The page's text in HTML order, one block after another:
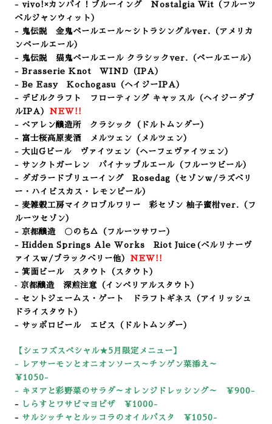
- vivo!×カンパイ！ブルーイング Nostalgia Wit（フルーツ
ベルジャンウィット）
- 鬼伝説 金鬼ペールエール～シトラシングルver.（アメリカ
ンペールエール）
- 鬼伝説 猫鬼ペールエール クラシックver.（ペールエール）
- Brasserie Knot WIND （IPA）
- Be Easy Kochogasu（ヘイジーIPA）
- デビルクラフト フローティング キャッスル（ヘイジーダブ
ルIPA） NEW!!
- べアレン醸造所 クラシック（ドルトムンダー）
- 富士桜高原麦酒 メルツェン（メルツェン）
- 大山Gビール ヴァイツェン（ヘーフェヴァイツェン）
- サンクトガーレン パイナップルエール（フルーツビール）
- ダガラードブリューイング Rosedag（セゾンｗ/ラズベリ
ー・ハイビスカス・レモンピール）
- 麦雑穀工房マイクロブルワリー 彩セゾン 柚子蜜柑ver. （フ
ルーツセゾン）
- 京都醸造 〇のち△（フルーツサワー）
- Hidden Springs Ale Works Riot Juice(ベルリナーヴ
ァイスｗ/ブラックベリー他） NEW!!
- 箕面ビール スタウト（スタウト）
‐ 京都醸造 深煎注意（インペリアルスタウト）
- セントジェームス・ゲート ドラフトギネス（アイリッシュ
ドライスタウト）
- サッポロビール エビス（ドルトムンダー）
【シェフズスペシャル★5 月限定メニュー】
-
レアサーモンとオニオンソース～チンゲン菜添え～
￥1050-
-
キ ヌアと彩野菜のサラダ～オレンジドレッシング～ ￥900-
-
しらすとワサビマヨピザ ￥1000-
- サルシッチャとルッコラのオイルパスタ ￥1050-